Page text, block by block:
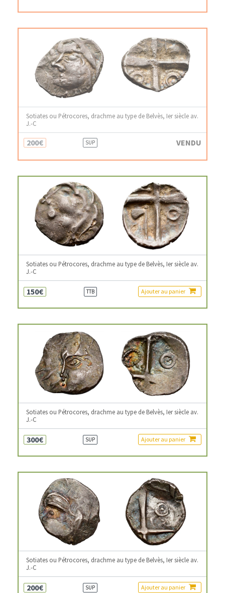
Sotiates ou Pétrocores, drachme au type de Belvès, Ier siècle av.
J.-C
200€ SUP VENDU
Sotiates ou Pétrocores, drachme au type de Belvès, Ier siècle av.
J.-C
150€ TTB Ajouter au panier
Sotiates ou Pétrocores, drachme au type de Belvès, Ier siècle av.
J.-C
300€ SUP Ajouter au panier
Sotiates ou Pétrocores, drachme au type de Belvès, Ier siècle av.
J.-C
200€ SUP Ajouter au panier